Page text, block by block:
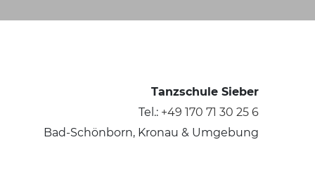
Tanzschule Sieber
Tel.: +49 170 71 30 25 6
Bad-Schönborn, Kronau & Umgebung